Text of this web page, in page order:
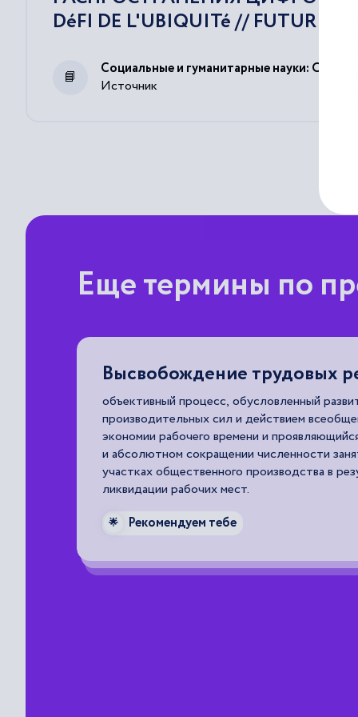
DéFI DE L'UBIQUITé //
Источник
Социальные и гуманитарные науки:
Еще термины по
ресурсов
закона
в относительном
занятых на различных
Самозанятость
трудовая активность
мелкое
🌟 Рекомендуем тебе